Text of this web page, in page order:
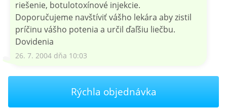
riešenie, botulotoxínové injekcie.
Doporučujeme navštíviť vášho lekára aby zistil
príčinu vášho potenia a určil ďaľšiu liečbu.
Dovidenia
26. 7. 2004 dňa 10:03
Rýchla objednávka